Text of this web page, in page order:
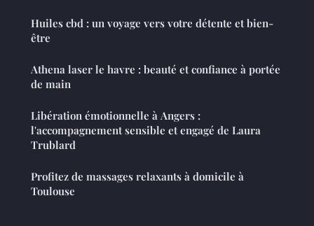
Huiles cbd : un voyage vers votre détente et bien-
être
Athena laser le havre : beauté et confiance à portée
de main
Libération émotionnelle à Angers :
l'accompagnement sensible et engagé de Laura
Trublard
Profitez de massages relaxants à domicile à
Toulouse